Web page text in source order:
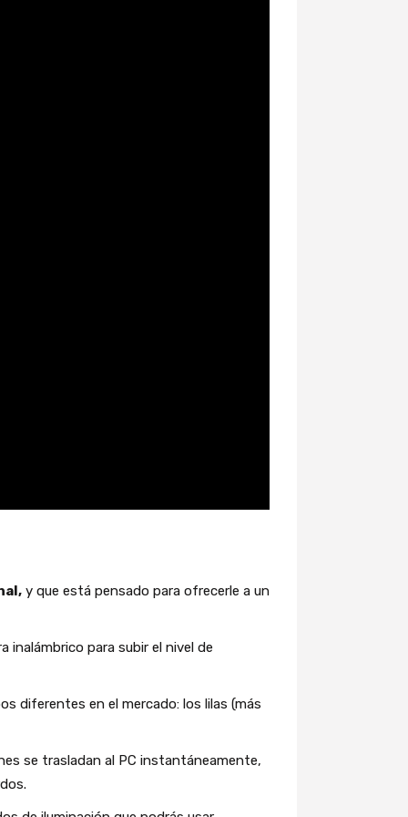
y que está pensado para ofrecerle a un
inalámbrico para subir el nivel de
diferentes en el mercado: los lilas (más
se trasladan al PC instantáneamente,